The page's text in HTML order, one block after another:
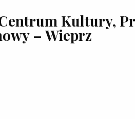
Kultury,
– Wieprz